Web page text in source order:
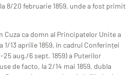
8/20 februarie 1859, unde a fost primit
Cuza ca domn al Principatelor Unite a
13 aprilie 1859, în cadrul Conferinţei
aug./6 sept. 1859) a Puterilor
de facto, la 2/14 mai 1859, dubla